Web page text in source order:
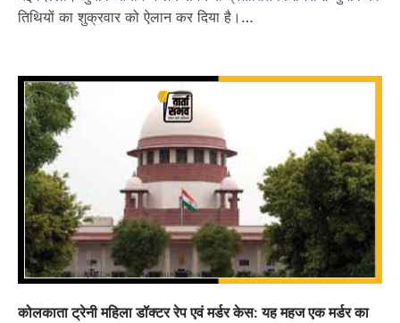
तिथियों का शुक्रवार को ऐलान कर दिया है।…
कोलकाता ट्रेनी महिला डॉक्टर रेप एवं मर्डर केस: यह महज एक मर्डर का